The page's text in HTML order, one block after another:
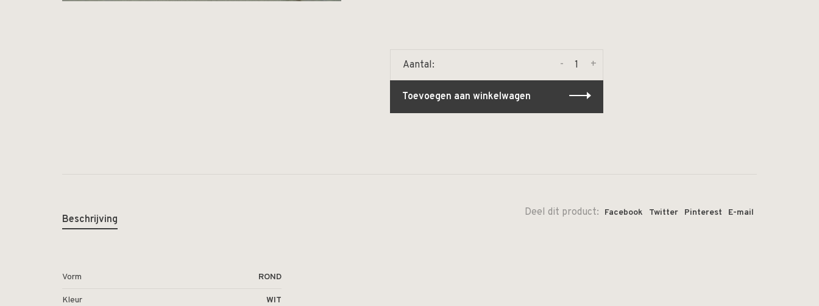
Aantal: +
-
Toevoegen aan winkelwagen
Deel dit product: Facebook Twitter Pinterest E-mail
Beschrijving
Vorm ROND
Kleur WIT